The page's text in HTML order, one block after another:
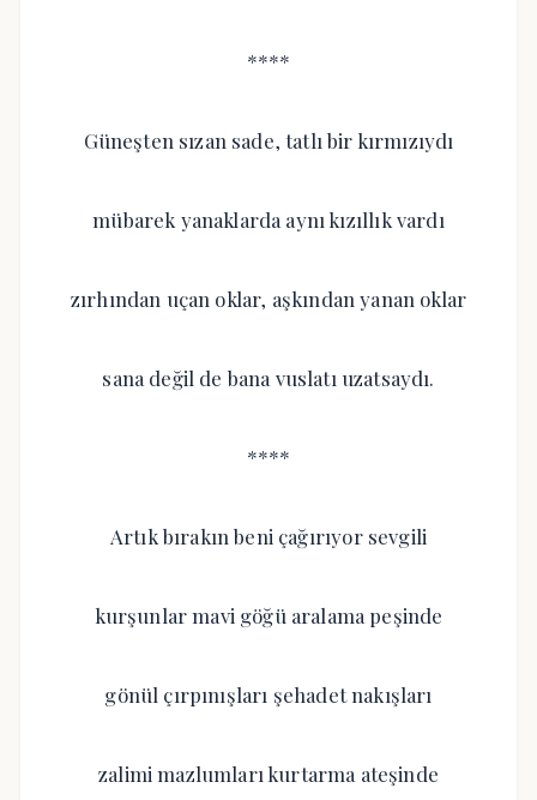
****
Güneşten sızan sade, tatlı bir kırmızıydı
mübarek yanaklarda aynı kızıllık vardı
zırhından uçan oklar, aşkından yanan oklar
sana değil de bana vuslatı uzatsaydı.
****
Artık bırakın beni çağırıyor sevgili
kurşunlar mavi göğü aralama peşinde
gönül çırpınışları şehadet nakışları
zalimi mazlumları kurtarma ateşinde